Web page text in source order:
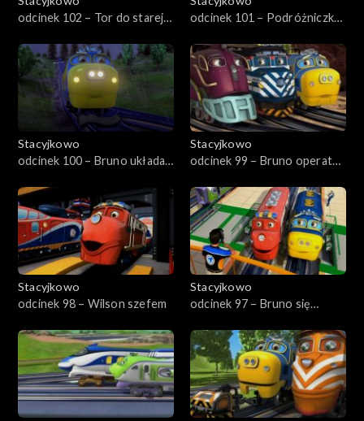
odcinek 102 – Tor do starej
odcinek 101 – Podróżniczka
Stacyjkowo
odcinek 100 – Bruno układa
Stacyjkowo
odcinek 99 – Bruno operator
Stacyjkowo
odcinek 98 – Wilson szefem
Stacyjkowo
odcinek 97 – Bruno się